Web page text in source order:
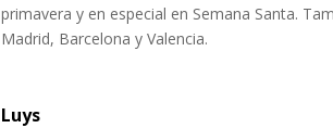
primavera y en especial en Semana Santa.
Madrid, Barcelona y Valencia.
Luys